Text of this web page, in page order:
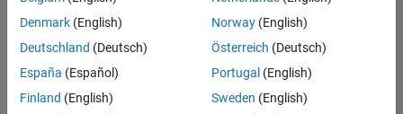
Denmark (English)
Deutschland (Deutsch)
España (Español)
Finland (English)
Norway(English)
Österreich (Deutsch)
Portugal (English)
Sweden (English)
Datendiebstahl verhindern
Status von Anwendungen
© 1994-2026 The MathWorks, Inc.
Website auswählen
Deutschland